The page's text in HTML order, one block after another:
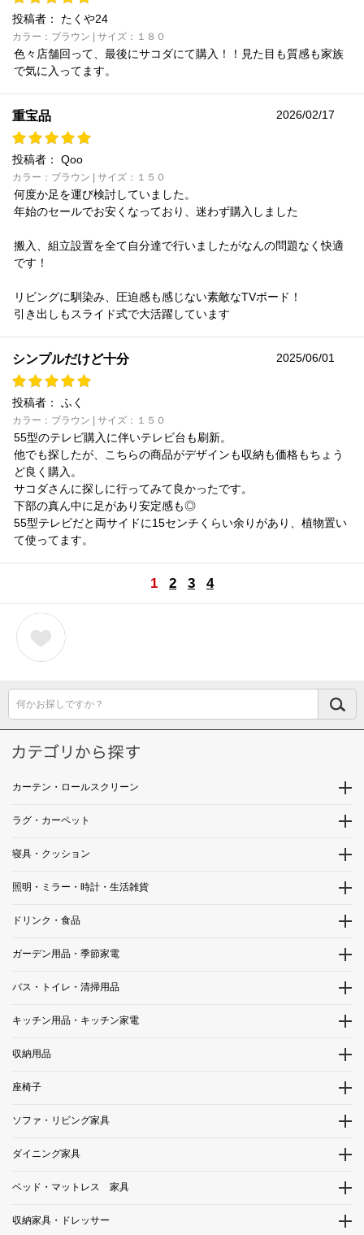
投稿者： たくや24
カラー：ブラウン | サイズ：１８０
色々店舗回って、最後にサコダにて購入！！見た目も質感も家族
で気に入ってます。
重宝品 2026/02/17
投稿者： Qoo
カラー：ブラウン | サイズ：１５０
何度か足を運び検討していました。
年始のセールでお安くなっており、迷わず購入しました
搬入、組立設置を全て自分達で行いましたがなんの問題なく快適
です！
リビングに馴染み、圧迫感も感じない素敵なTVボード！
引き出しもスライド式で大活躍しています
シンプルだけど十分 2025/06/01
投稿者： ふく
カラー：ブラウン | サイズ：１５０
55型のテレビ購入に伴いテレビ台も刷新。
他でも探したが、こちらの商品がデザインも収納も価格もちょう
ど良く購入。
サコダさんに探しに行ってみて良かったです。
下部の真ん中に足があり安定感も◎
55型テレビだと両サイドに15センチくらい余りがあり、植物置い
て使ってます。
1 2 3 4
何かお探しですか？
カーテン・ロールスクリーン
ラグ・カーペット
寝具・クッション
照明・ミラー・時計・生活雑貨
ドリンク・食品
ガーデン用品・季節家電
バス・トイレ・清掃用品
キッチン用品・キッチン家電
収納用品
座椅子
ソファ・リビング家具
ダイニング家具
ベッド・マットレス 家具
収納家具・ドレッサー